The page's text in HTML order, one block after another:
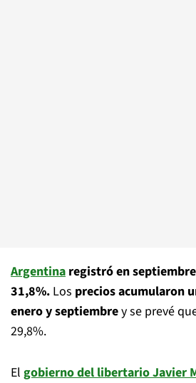
Argentina registró en
31,8%. Los precios acumularon
enero y septiembrey se prevé
29,8%.
El gobierno del libertario Javier